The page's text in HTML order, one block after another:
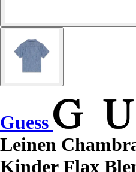
Guess
Leinen
Kinder Flax